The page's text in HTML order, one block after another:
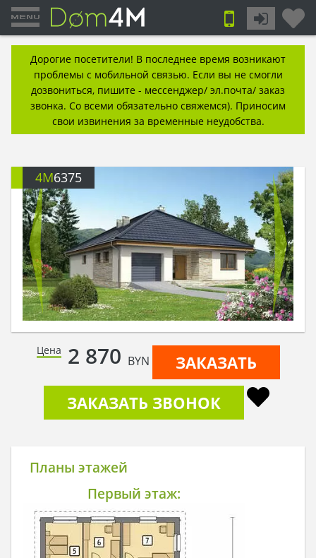
Дорогие посетители! В последнее время возникают
проблемы с мобильной связью. Если вы не смогли
дозвониться, пишите - мессенджер/ эл.почта/ заказ
звонка. Со всеми обязательно свяжемся). Приносим
свои извинения за временные неудобства.
4M6375
Цена 2 870 BYN
ЗАКАЗАТЬ
ЗАКАЗАТЬ ЗВОНОК
Планы этажей
Первый этаж: